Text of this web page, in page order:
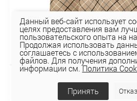
ЮБКА 4К-370
168,12 руб
Данный веб-сайт использует
целях предоставления вам
пользовательского опыта на
Продолжая использовать
соглашаетесь с
файлов. Для получения
информации см.Политика
Принять